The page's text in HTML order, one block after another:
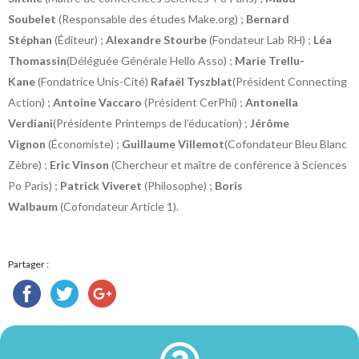
Soubelet (Responsable des études Make.org) ; Bernard
Stéphan (Éditeur) ; Alexandre Stourbe(Fondateur Lab RH) ; Léa
Thomassin(Déléguée Générale Hello Asso) ; Marie Trellu-
Kane(Fondatrice Unis-Cité) Rafaël Tyszblat(Président Connecting
Action) ; Antoine Vaccaro (Président CerPhi) ; Antonella
Verdiani(Présidente Printemps de l’éducation) ; Jérôme
Vignon (Économiste) ; Guillaume Villemot(Cofondateur Bleu Blanc
Zèbre) ; Eric Vinson (Chercheur et maître de conférence à Sciences
Po Paris) ; Patrick Viveret (Philosophe) ; Boris
Walbaum(Cofondateur Article 1).
Partager :